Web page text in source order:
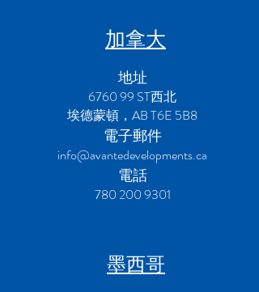
加拿大
地址
6760 99 ST西北
埃德蒙頓，AB T6E 5B8
電子郵件
info@avantedevelopments.ca
電話
780 200 9301
墨西哥